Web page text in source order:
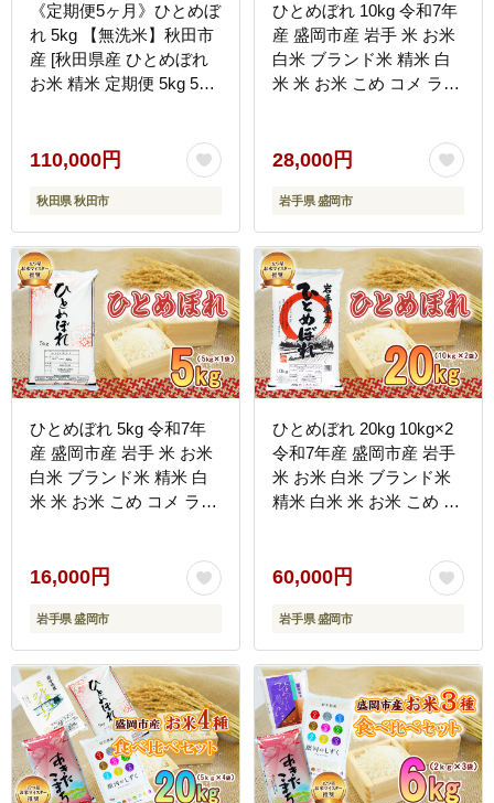
《定期便5ヶ月》ひとめぼ
れ 5kg 【無洗米】秋田市
産 [秋田県産 ひとめぼれ
お米 精米 定期便 5kg 5キ
110,000円
秋田県 秋田市
ひとめぼれ 10kg 令和7年
産 盛岡市産 岩手 米 お米
白米 ブランド米 精米 白
米 米 お米 こめ コメ ライ
市 お取り寄せ 令和7年産
米 産地直送 盛岡 佐々木
米穀店
28,000円
岩手県 盛岡市
ひとめぼれ 5kg 令和7年
産 盛岡市産 岩手 米 お米
白米 ブランド米 精米 白
米 米 お米 こめ コメ ライ
市 お取り寄せ 令和7年産
米 産地直送 盛岡 佐々木
米穀店
16,000円
岩手県 盛岡市
ひとめぼれ 20kg 10kg×2
令和7年産 盛岡市産 岩手
米 お米 白米 ブランド米
精米 白米 米 お米 こめ コ
県 盛岡市 お取り寄せ 令
和7年産米 産地直送 盛岡
佐々木米穀店
60,000円
岩手県 盛岡市